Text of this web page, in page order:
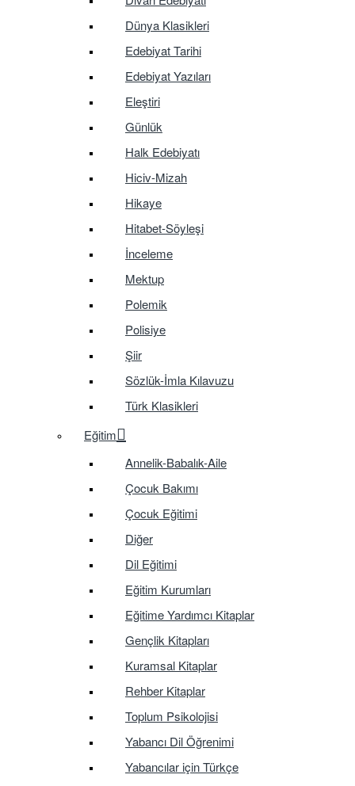
Dünya Klasikleri
Edebiyat Tarihi
Edebiyat Yazıları
Eleştiri
Günlük
Halk Edebiyatı
Hiciv-Mizah
Hikaye
Hitabet-Söyleşi
İnceleme
Mektup
Polemik
Polisiye
Şiir
Sözlük-İmla Kılavuzu
Türk Klasikleri
Eğitim
Annelik-Babalık-Aile
Çocuk Bakımı
Çocuk Eğitimi
Diğer
Dil Eğitimi
Eğitim Kurumları
Eğitime Yardımcı Kitaplar
Gençlik Kitapları
Kuramsal Kitaplar
Rehber Kitaplar
Toplum Psikolojisi
Yabancı Dil Öğrenimi
Yabancılar için Türkçe